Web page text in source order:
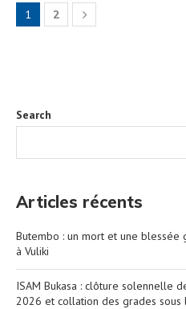
1 2
Search
Articles récents
Butembo : un mort et une blessée
à Vuliki
ISAM Bukasa : clôture solennelle
2026 et collation des grades sous